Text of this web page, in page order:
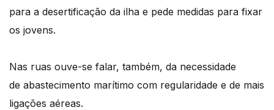
para a desertificação da ilha e pede medidas para fixar
os jovens.
Nas ruas ouve-se falar, também, da necessidade
de abastecimento marítimo com regularidade e de mais
ligações aéreas.